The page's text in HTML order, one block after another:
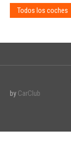
Todos los coches
by CarClub